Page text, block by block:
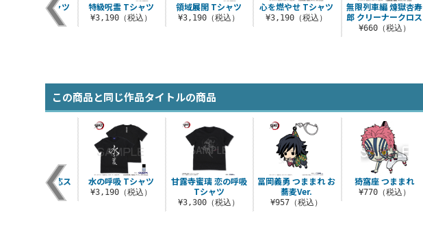
心を燃やせ Tシャツ
¥3,190（税込）
無限列車編 煉獄杏寿
郎 クリーナークロス
¥660（税込）
嘴平伊之助 Tシャツ
¥3,190（税込）
特級呪霊 Tシャツ
¥3,190（税込）
領域展開 Tシャツ
¥3,190（税込）
この商品と同じ作品タイトルの商品
冨岡義勇 つままれ お
蕎麦Ver.
¥957（税込）
猗窩座 つままれ
¥770（税込）
我妻善逸 屋外対応ス
テッカー
¥770（税込）
水の呼吸 Tシャツ
¥3,190（税込）
甘露寺蜜璃 恋の呼吸
Tシャツ
¥3,300（税込）